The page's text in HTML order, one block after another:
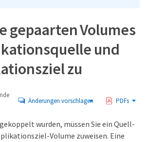
gepaarten Volumes
und
zu
Änderungen vorschlagen PDFs
wurden, müssen Sie ein Quell-
Volume zuweisen. Eine